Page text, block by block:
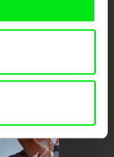
DOK Leipzig